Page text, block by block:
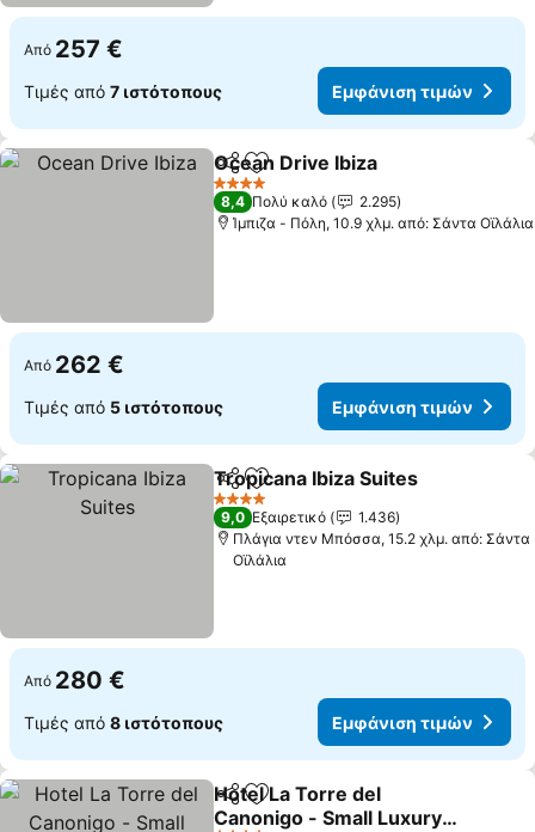
Από 257 €
Τιμές από 7 ιστότοπους Εμφάνιση τιμών
Κοινοποίηση
Προσθήκη στα αγαπημένα
Ocean Drive Ibiza
4 Αστέρια
8,4 Πολύ καλό
2.295
Ίμπιζα - Πόλη, 10.9 χλμ. από: Σάντα Οϊλάλια
Από 262 €
Τιμές από 5 ιστότοπους Εμφάνιση τιμών
Κοινοποίηση
Προσθήκη στα αγαπημένα
Tropicana Ibiza Suites
4 Αστέρια
9,0 Εξαιρετικό
1.436
Πλάγια ντεν Μπόσσα, 15.2 χλμ. από: Σάντα
Οϊλάλια
Από 280 €
Τιμές από 8 ιστότοπους Εμφάνιση τιμών
Κοινοποίηση
Προσθήκη στα αγαπημένα
Hotel La Torre del
Canonigo - Small Luxury